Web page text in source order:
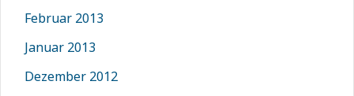
Februar 2013
Januar 2013
Dezember 2012